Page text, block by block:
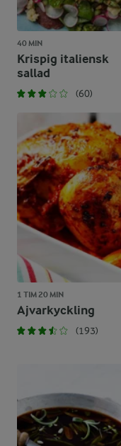
40 MIN
Krispig italiensk
sallad
(60)
1 TIM 20 MIN
Ajvarkyckling
(193)